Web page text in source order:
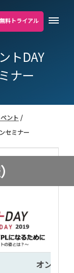
無料トライアル
トDAY
ナー
ント
セミナー
オンライ